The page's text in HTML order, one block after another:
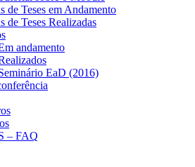
de Teses em Andamento
de Teses Realizadas
andamento
EaD (2016)
– FAQ